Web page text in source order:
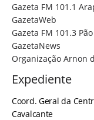
Gazeta FM 101.1
GazetaWeb
Gazeta FM 101.3
GazetaNews
Organização Arnon
Expediente
Coord. Geral da
Cavalcante